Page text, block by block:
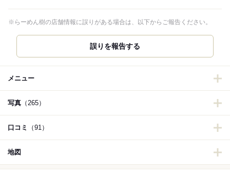
※らーめん樹の店舗情報に誤りがある場合は、以下からご報告ください。
誤りを報告する
メニュー
写真 （265）
口コミ （91）
地図